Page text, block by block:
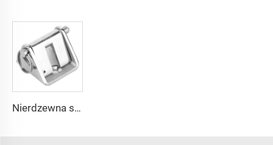
Nierdzewna stal 316, zamek do łańcucha kotwicznego łodzi